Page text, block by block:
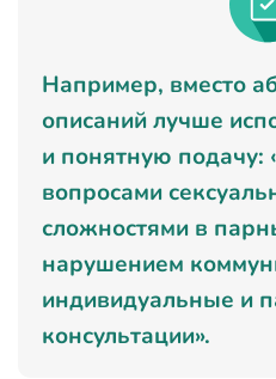
Например, вместо
описаний лучше
и понятную подачу:
вопросами
сложностями в
нарушением
индивидуальные и
консультации».